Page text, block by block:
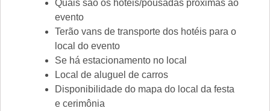
Quais são os hotéis/pousadas próximas ao
evento
Terão vans de transporte dos hotéis para o
local do evento
Se há estacionamento no local
Local de aluguel de carros
Disponibilidade do mapa do local da festa
e cerimônia